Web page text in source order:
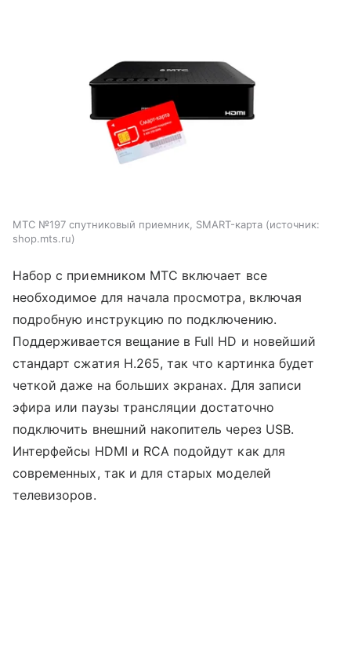
МТС №197 спутниковый приемник, SMART-карта
источник:
shop.mts.ru
Набор с приемником МТС включает все
необходимое для начала просмотра, включая
подробную инструкцию по подключению.
Поддерживается вещание в Full HD и новейший
стандарт сжатия H.265, так что картинка будет
четкой даже на больших экранах. Для записи
эфира или паузы трансляции достаточно
подключить внешний накопитель через USB.
Интерфейсы HDMI и RCA подойдут как для
современных, так и для старых моделей
телевизоров.